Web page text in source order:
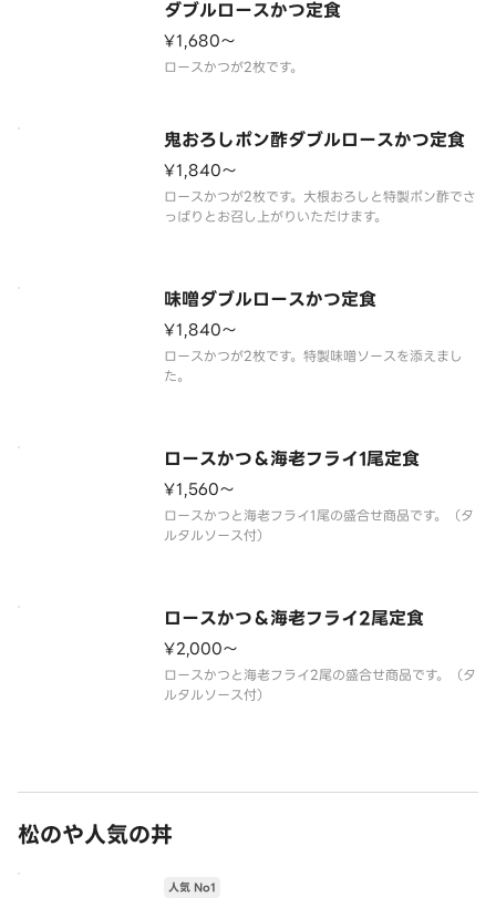
ダブルロースかつ定食
¥1,680〜
ロースかつが2枚です。
鬼おろしポン酢ダブルロースかつ定食
¥1,840〜
ロースかつが2枚です。大根おろしと特製ポン酢でさ
っぱりとお召し上がりいただけます。
味噌ダブルロースかつ定食
¥1,840〜
ロースかつが2枚です。特製味噌ソースを添えまし
た。
ロースかつ＆海老フライ1尾定食
¥1,560〜
ロースかつと海老フライ1尾の盛合せ商品です。（タ
ロースかつ＆海老フライ2尾定食
¥2,000〜
ロースかつと海老フライ2尾の盛合せ商品です。（タ
松のや人気の丼
人気 No1